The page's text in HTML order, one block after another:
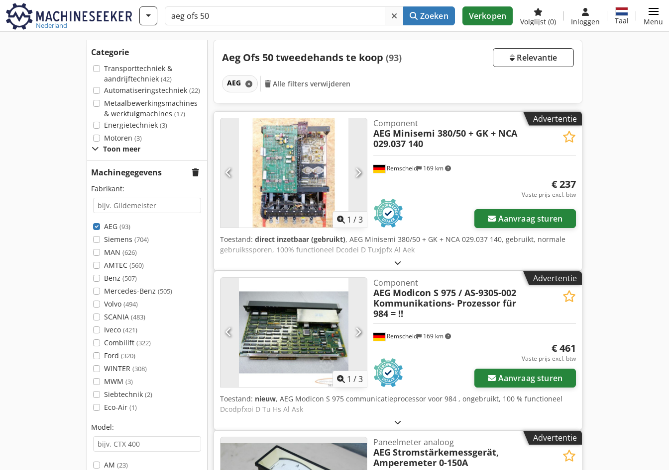
Nederland
Zoeken Verkopen
Volglijst (0) Inloggen Taal Menu
Categorie
Transporttechniek &
aandrijftechniek (42)
Automatiseringstechniek (22)
Metaalbewerkingsmachines
& werktuigmachines (17)
Energietechniek (3)
Motoren (3)
Toon meer
Machinegegevens
Fabrikant:
AEG (93)
Siemens (704)
MAN (626)
AMTEC (560)
Benz (507)
Mercedes-Benz (505)
Volvo (494)
SCANIA (483)
Iveco (421)
Combilift (322)
Ford (320)
WINTER (308)
MWM (3)
Siebtechnik (2)
Eco-Air (1)
Model:
AM (23)
Aeg Ofs 50 tweedehands te koop (93) Relevantie
AEG Alle filters verwijderen
Advertentie
1 /3
Remscheid 169 km
Component
AEG Minisemi 380/50 + GK + NCA
029.037 140
€ 237
Vaste prijs excl. btw
Aanvraag sturen
Toestand: direct inzetbaar (gebruikt), AEG Minisemi 380/50 + GK + NCA 029.037 140, gebruikt, normale
gebruikssporen, 100% functioneel Dcodei D Tuxjpfx Al Aek
Advertentie
1 /3
Remscheid 169 km
Component
AEG Modicon S 975 / AS-9305-002
Kommunikations- Prozessor für
984 = !!
€ 461
Vaste prijs excl. btw
Aanvraag sturen
Toestand: nieuw, AEG Modicon S 975 communicatieprocessor voor 984 , ongebruikt, 100 % functioneel
Dcodpfxoi D Tu Hs Al Ask
Advertentie
Paneelmeter analoog
AEG Stromstärkemessgerät,
Amperemeter 0-150A